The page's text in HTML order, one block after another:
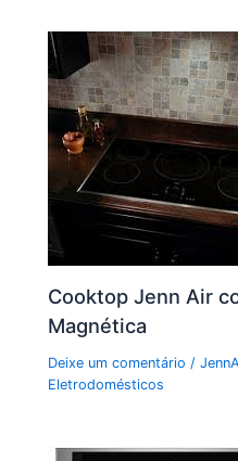
Cooktop Jenn Air
Magnética
Deixe um comentário /
Eletrodomésticos